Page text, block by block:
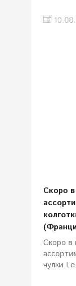
Скоро
Скоро в
чулки